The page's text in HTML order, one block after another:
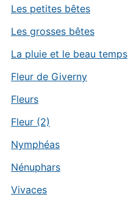
Les petites bêtes
Les grosses bêtes
La pluie et le beau temps
Fleur de Giverny
Fleurs
Fleur (2)
Nymphéas
Nénuphars
Vivaces